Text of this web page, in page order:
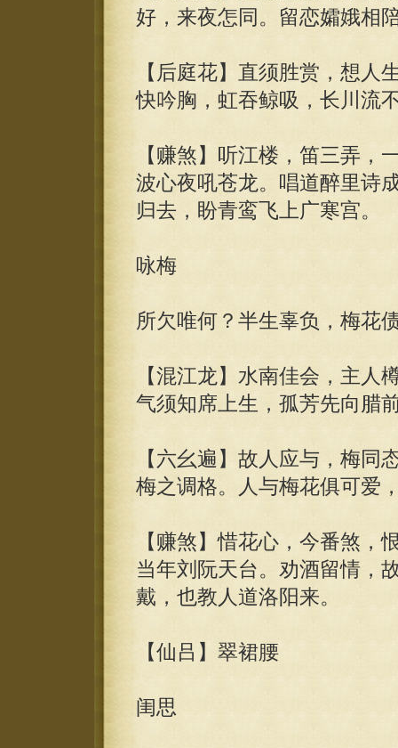
好，来夜怎同。留恋孀娥相
【后庭花】直须胜赏，想人
快吟胸，虹吞鲸吸，长川流
【赚煞】听江楼，笛三弄，
波心夜吼苍龙。唱道醉里诗
归去，盼青鸾飞上广寒宫。
咏梅
所欠唯何？半生辜负，梅花
【混江龙】水南佳会，主人
气须知席上生，孤芳先向腊
【六幺遍】故人应与，梅同
梅之调格。人与梅花俱可爱
【赚煞】惜花心，今番煞，
当年刘阮天台。劝酒留情，
戴，也教人道洛阳来。
【仙吕】翠裙腰
闺思